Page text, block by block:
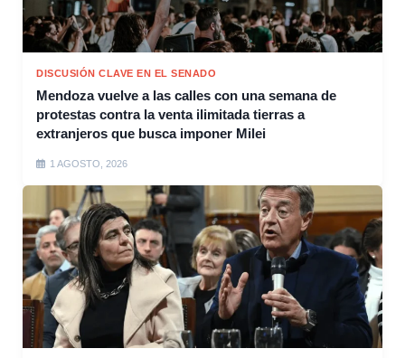
DISCUSIÓN CLAVE EN EL SENADO
Mendoza vuelve a las calles con una semana de
protestas contra la venta ilimitada tierras a
extranjeros que busca imponer Milei
1 AGOSTO, 2026